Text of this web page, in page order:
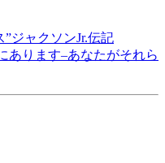
ジャクソンJr.伝記
あります–あなたがそれら